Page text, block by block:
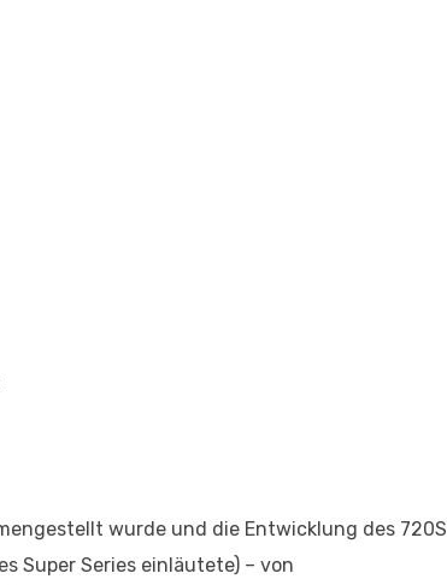
wurde und die Entwicklung des 720S
Super Series einläutete) – von